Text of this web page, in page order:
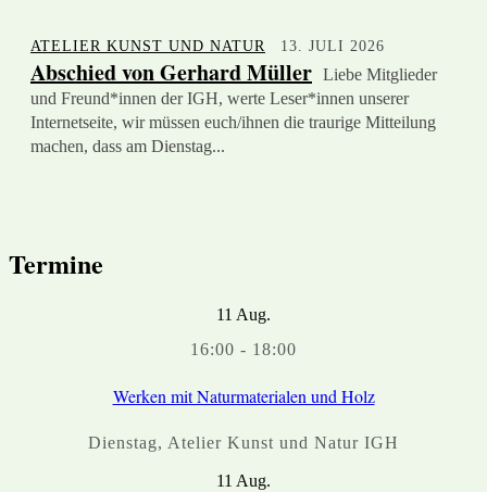
ATELIER KUNST UND NATUR 13. JULI 2026
Abschied von Gerhard Müller Liebe Mitglieder
und Freund*innen der IGH, werte Leser*innen unserer
Internetseite, wir müssen euch/ihnen die traurige Mitteilung
machen, dass am Dienstag...
Termine
11 Aug.
16:00 - 18:00
Werken mit Naturmaterialen und Holz
Dienstag, Atelier Kunst und Natur IGH
11 Aug.